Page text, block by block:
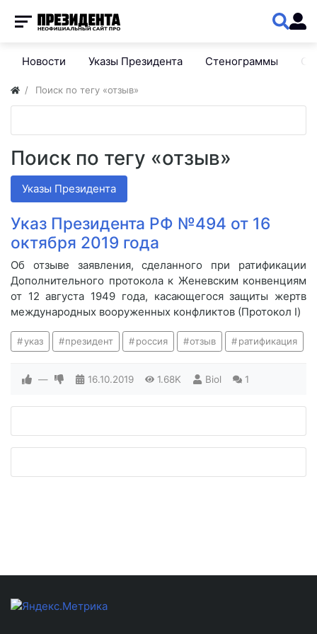
Новости Указы Президента Стенограммы
Поиск по тегу «отзыв»
Поиск по тегу «отзыв»
Указы Президента
Указ Президента РФ №494 от 16
октября 2019 года
Об отзыве заявления, сделанного при ратификации
Дополнительного протокола к Женевским конвенциям
от 12 августа 1949 года, касающегося защиты жертв
международных вооруженных конфликтов (Протокол I)
указ президент россия отзыв ратификация
— 16.10.2019 1.68K Biol 1